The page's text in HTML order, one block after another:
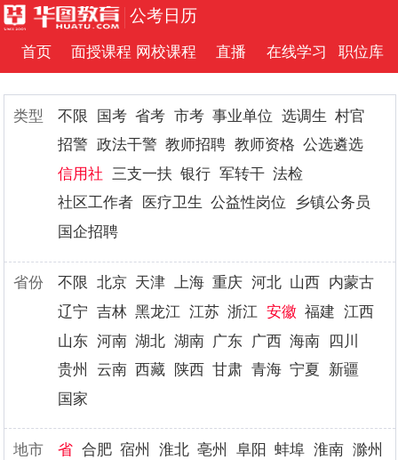
公考日历
首页 面授课程 网校课程 直播 在线学习 职位库
类型 不限 国考 省考 市考 事业单位 选调生
村官
招警 政法干警 教师招聘 教师资格 公选遴选
信用社 三支一扶 银行 军转干 法检
社区工作者
医疗卫生 公益性岗位
乡镇公务员
国企招聘
省份 不限 北京 天津 上海 重庆 河北 山西
内蒙古
辽宁 吉林 黑龙江 江苏 浙江 安徽 福建 江西
山东 河南 湖北 湖南 广东 广西 海南
四川
贵州
云南 西藏 陕西 甘肃 青海 宁夏
新疆
国家
地市 省 合肥 宿州 淮北 亳州 阜阳 蚌埠 淮南 滁州